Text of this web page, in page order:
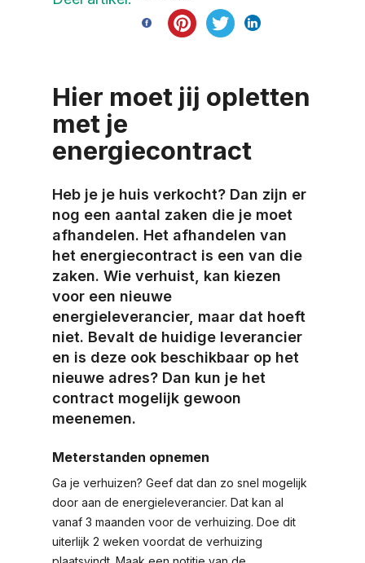
Hier moet jij opletten
met je
energiecontract
Heb je je huis verkocht? Dan zijn er
nog een aantal zaken die je moet
afhandelen. Het afhandelen van
het energiecontract is een van die
zaken. Wie verhuist, kan kiezen
voor een nieuwe
energieleverancier, maar dat hoeft
niet. Bevalt de huidige leverancier
en is deze ook beschikbaar op het
nieuwe adres? Dan kun je het
contract mogelijk gewoon
meenemen.
Meterstanden opnemen
Ga je verhuizen? Geef dat dan zo snel mogelijk
door aan de energieleverancier. Dat kan al
vanaf 3 maanden voor de verhuizing. Doe dit
uiterlijk 2 weken voordat de verhuizing